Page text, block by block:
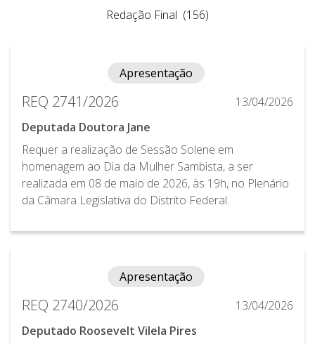
Redação Final (156)
Apresentação
REQ 2741/2026
13/04/2026
Deputada Doutora Jane
Requer a realização de Sessão Solene em
homenagem ao Dia da Mulher Sambista, a ser
realizada em 08 de maio de 2026, às 19h, no Plenário
da Câmara Legislativa do Distrito Federal.
Apresentação
REQ 2740/2026
13/04/2026
Deputado Roosevelt Vilela Pires